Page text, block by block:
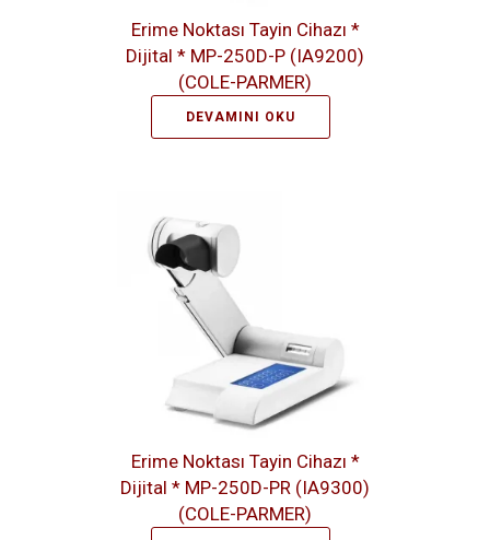
Erime Noktası Tayin Cihazı *
Dijital * MP-250D-P (IA9200)
(COLE-PARMER)
DEVAMINI OKU
Erime Noktası Tayin Cihazı *
Dijital * MP-250D-PR (IA9300)
(COLE-PARMER)